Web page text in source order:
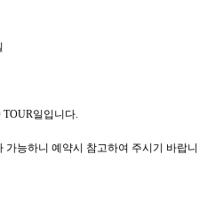
일입니다.
능하니 예약시 참고하여 주시기 바랍니